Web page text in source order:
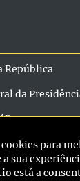
República
da
–
da
para
sua
está a